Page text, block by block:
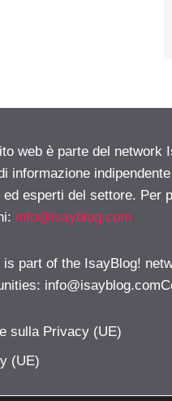
web è parte del
informazione
ed esperti del settore. Per
info@isayblog.com
part of the IsayBlog!
sulla Privacy (UE)
(UE)